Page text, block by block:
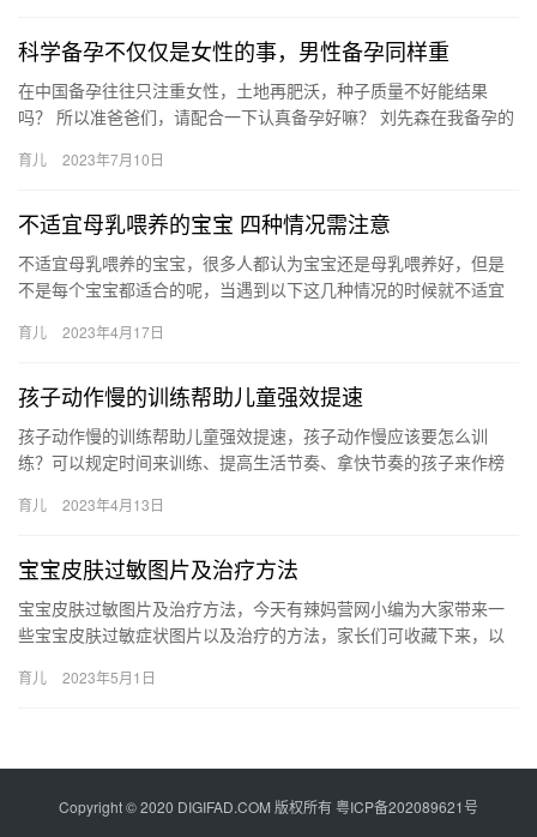
科学备孕不仅仅是女性的事，男性备孕同样重
在中国备孕往往只注重女性，土地再肥沃，种子质量不好能结果
吗？ 所以准爸爸们，请配合一下认真备孕好嘛？ 刘先森在我备孕的
性，…
育儿 2023年7月10日
不适宜母乳喂养的宝宝 四种情况需注意
不适宜母乳喂养的宝宝，很多人都认为宝宝还是母乳喂养好，但是
不是每个宝宝都适合的呢，当遇到以下这几种情况的时候就不适宜
康…
育儿 2023年4月17日
孩子动作慢的训练帮助儿童强效提速
孩子动作慢的训练帮助儿童强效提速，孩子动作慢应该要怎么训
练？可以规定时间来训练、提高生活节奏、拿快节奏的孩子来作榜
助儿童…
育儿 2023年4月13日
宝宝皮肤过敏图片及治疗方法
宝宝皮肤过敏图片及治疗方法，今天有辣妈营网小编为大家带来一
些宝宝皮肤过敏症状图片以及治疗的方法，家长们可收藏下来，以
出…
育儿 2023年5月1日
Copyright © 2020 DIGIFAD.COM 版权所有粤ICP备202089621号